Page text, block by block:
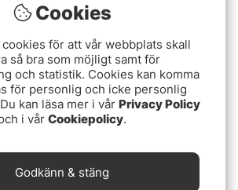
Söder Tackle Perch Jig
Head Bundle
249 kr
Cookies
för att vår webbplats skall
så bra som möjligt samt för
och statistik. Cookies kan komma
för personlig och icke personlig
kan läsa mer i vår Privacy Policy
i vår Cookiepolicy.
Godkänn & stäng